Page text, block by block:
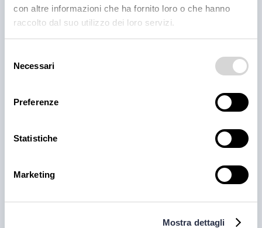
con altre informazioni che ha fornito loro o che hanno
raccolto dal suo utilizzo dei loro servizi.
delNecessari
Preferenze
Statistiche
Marketing
Mostra dettagli
Agnello Gallese IGP: allevamento e
qualità dell'Agnello Gallese IGP, dove il sapore
racconta storie di terre e stagioni.
12 mar 2026
Carne